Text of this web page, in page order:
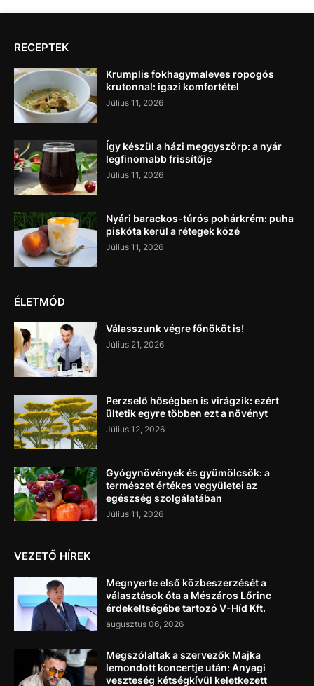
RECEPTEK
Krumplis fokhagymaleves ropogós
krutonnal: igazi komfortétel
Július 11, 2026
Így készül a házi meggyszörp: a nyár
legfinomabb frissítője
Július 11, 2026
Nyári barackos-túrós pohárkrém: puha
piskóta kerül a rétegek közé
Július 11, 2026
ÉLETMÓD
Válasszunk végre főnököt is!
Július 21, 2026
Perzselő hőségben is virágzik: ezért
ültetik egyre többen ezt a növényt
Július 12, 2026
Gyógynövények és gyümölcsök: a
természet értékes vegyületei az
egészség szolgálatában
Július 11, 2026
VEZETŐ HÍREK
Megnyerte első közbeszerzését a
választások óta a Mészáros Lőrinc
érdekeltségébe tartozó V-Híd Kft.
augusztus 06, 2026
Megszólaltak a szervezők Majka
lemondott koncertje után: Anyagi
veszteség kétségkívül keletkezett